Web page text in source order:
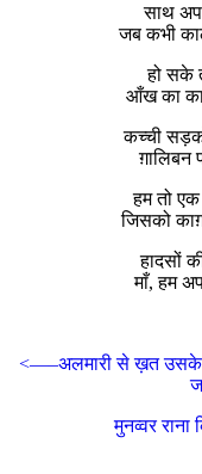
साथ
जब कभी
हो सके
आँख का
कच्ची
ग़ालिबन
हम तो
जिसको
हादसों
माँ, हम
<—–अलमारी से ख़त उसके
मुनव्वर